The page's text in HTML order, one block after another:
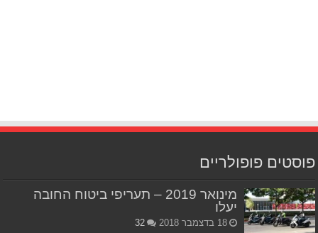
פוסטים פופולריים
מינואר 2019 – תעריפי ביטוח החובה
יעלו
18 בדצמבר 2018 32